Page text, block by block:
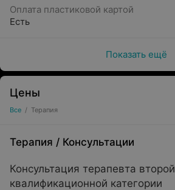
Оплата пластиковой картой
Есть
Показать ещё
Цены
Все / Терапия
Терапия / Консультации
Консультация терапевта второй
квалификационной категории